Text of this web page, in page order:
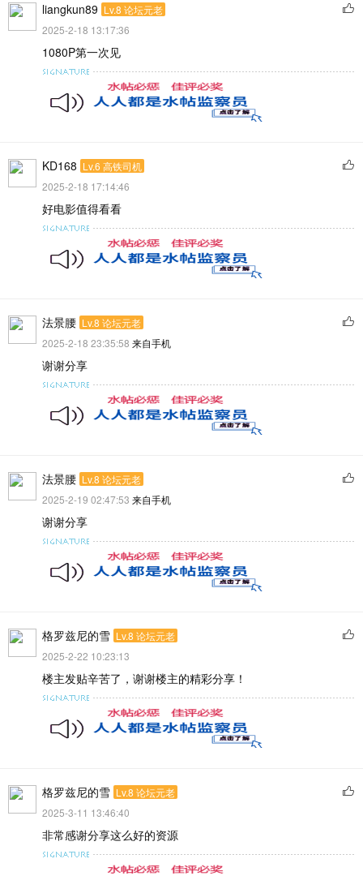
liangkun89 Lv.8 论坛元老
2025-2-18 13:17:36
1080P第一次见
KD168 Lv.6 高铁司机
2025-2-18 17:14:46
好电影值得看看
法景腰 Lv.8 论坛元老
2025-2-18 23:35:58 来自手机
谢谢分享
法景腰 Lv.8 论坛元老
2025-2-19 02:47:53 来自手机
谢谢分享
格罗兹尼的雪 Lv.8 论坛元老
2025-2-22 10:23:13
楼主发贴辛苦了，谢谢楼主的精彩分享！
格罗兹尼的雪 Lv.8 论坛元老
2025-3-11 13:46:40
非常感谢分享这么好的资源